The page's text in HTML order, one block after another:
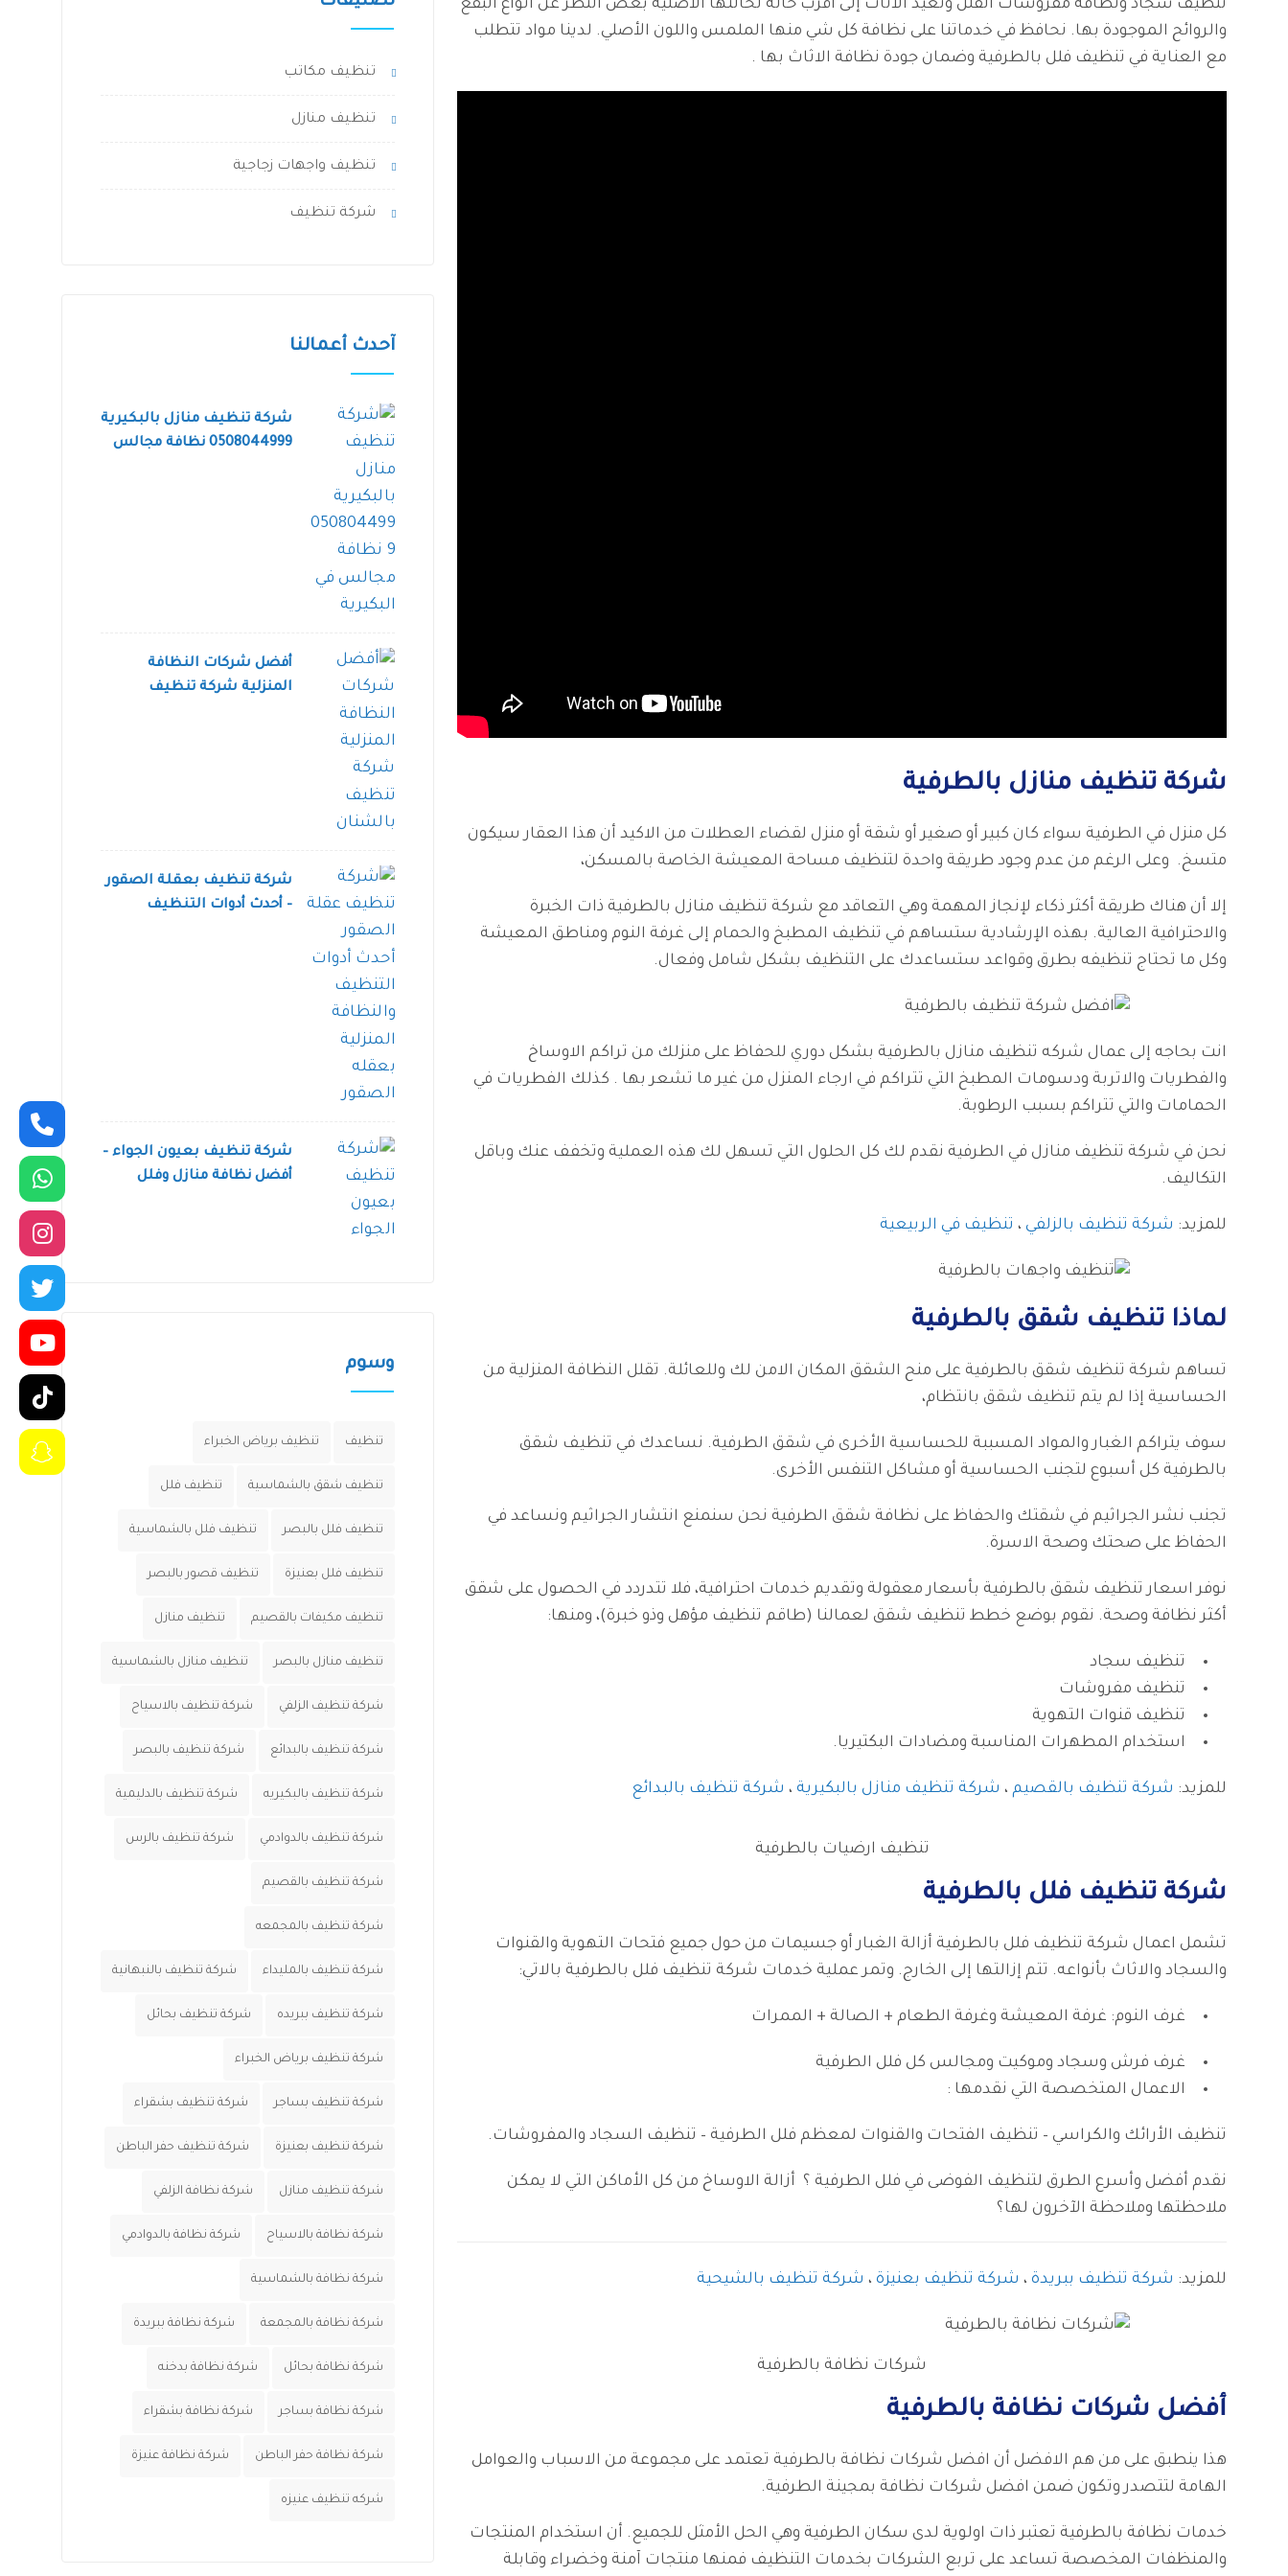
تنظيف سجاد ونظافة مفروشات الفلل ونعيد الاثاث إلى أقرب حالة لحالتها الأصلية بغض النظر عن أنواع البقع
والروائح الموجودة بها. نحافظ في خدماتنا على نظافة كل شي منها الملمس واللون الأصلي. لدينا مواد تتطلب
مع العناية في تنظيف فلل بالطرفية وضمان جودة نظافة الاثاث بها .
شركة تنظيف منازل بالطرفية
كل منزل في الطرفية سواء كان كبير أو صغير أو شقة أو منزل لقضاء العطلات من الاكيد أن هذا العقار سيكون
متسخ. وعلى الرغم من عدم وجود طريقة واحدة لتنظيف مساحة المعيشة الخاصة بالمسكن،
إلا أن هناك طريقة أكثر ذكاء لإنجاز المهمة وهي التعاقد مع شركة تنظيف منازل بالطرفية ذات الخبرة
والاحترافية العالية. بهذه الإرشادية ستساهم في تنظيف المطبخ والحمام إلى غرفة النوم ومناطق المعيشة
وكل ما تحتاج تنظيفه بطرق وقواعد ستساعدك على التنظيف بشكل شامل وفعال.
انت بحاجه إلى عمال شركه تنظيف منازل بالطرفية بشكل دوري للحفاظ على منزلك من تراكم الاوساخ
والفطريات والاتربة ودسومات المطبخ التي تتراكم في ارجاء المنزل من غير ما تشعر بها . كذلك الفطريات في
الحمامات والتي تتراكم بسبب الرطوبة.
نحن في شركة تنظيف منازل في الطرفية نقدم لك كل الحلول التي تسهل لك هذه العملية وتخفف عنك وباقل
التكاليف.
للمزيد: شركة تنظيف بالزلفي ، تنظيف في الربيعية
لماذا تنظيف شقق بالطرفية
تساهم شركة تنظيف شقق بالطرفية على منح الشقق المكان الامن لك وللعائلة. تقلل النظافة المنزلية من
الحساسية إذا لم يتم تنظيف شقق بانتظام،
سوف يتراكم الغبار والمواد المسببة للحساسية الأخرى في شقق الطرفية. نساعدك في تنظيف شقق
بالطرفية كل أسبوع لتجنب الحساسية أو مشاكل التنفس الأخرى.
تجنب نشر الجراثيم في شقتك والحفاظ على نظافة شقق الطرفية نحن سنمنع انتشار الجراثيم ونساعد في
الحفاظ على صحتك وصحة الاسرة.
نوفر اسعار تنظيف شقق بالطرفية بأسعار معقولة وتقديم خدمات احترافية، فلا تتدردد في الحصول على شقق
أكثر نظافة وصحة. نقوم بوضع خطط تنظيف شقق لعمالنا (طاقم تنظيف مؤهل وذو خبرة)، ومنها:
تنظيف سجاد
تنظيف مفروشات
تنظيف قنوات التهوية
استخدام المطهرات المناسبة ومضادات البكتيريا.
للمزيد: شركة تنظيف بالقصيم ، شركة تنظيف منازل بالبكيرية ، شركة تنظيف بالبدائع
تنظيف ارضيات بالطرفية
شركة تنظيف فلل بالطرفية
تشمل اعمال شركة تنظيف فلل بالطرفية أزالة الغبار أو جسيمات من حول جميع فتحات التهوية والقنوات
والسجاد والاثاث بأنواعه. تتم إزالتها إلى الخارج. وتمر عملية خدمات شركة تنظيف فلل بالطرفية بالاتي:
غرف النوم: غرفة المعيشة وغرفة الطعام + الصالة + الممرات
غرف فرش وسجاد وموكيت ومجالس كل فلل الطرفية
الاعمال المتخصصة التي نقدمها :
تنظيف الأرائك والكراسي – تنظيف الفتحات والقنوات لمعظم فلل الطرفية – تنظيف السجاد والمفروشات.
نقدم أفضل وأسرع الطرق لتنظيف الفوضى في فلل الطرفية ؟ أزالة الاوساخ من كل الأماكن التي لا يمكن
ملاحظتها وملاحظة الآخرون لها؟
للمزيد: شركة تنظيف ببريدة ، شركة تنظيف بعنيزة ، شركة تنظيف بالشيحية
شركات نظافة بالطرفية
أفضل شركات نظافة بالطرفية
هذا ينطبق على من هم الافضل أن افضل شركات نظافة بالطرفية تعتمد على مجموعة من الاسباب والعوامل
الهامة لتتصدر وتكون ضمن افضل شركات نظافة بمجينة الطرفية.
خدمات نظافة بالطرفية تعتبر ذات اولوية لدى سكان الطرفية وهي الحل الأمثل للجميع. أن استخدام المنتجات
والمنظفات المخصصة تساعد على تربع الشركات بخدمات التنظيف فمنها منتجات آمنة وخضراء وقابلة
تنظيف مكاتب
تنظيف منازل
تنظيف واجهات زجاجية
شركة تنظيف
آحدث أعمالنا
شركة تنظيف منازل بالبكيرية
0508044999 نظافة مجالس
أفضل شركات النظافة
المنزلية شركة تنظيف
شركة تنظيف بعقلة الصقور
– أحدث أدوات التنظيف
شركة تنظيف بعيون الجواء –
أفضل نظافة منازل وفلل
وسوم
تنظيف تنظيف برياض الخبراء
تنظيف شقق بالشماسية تنظيف فلل
تنظيف فلل بالبصر تنظيف فلل بالشماسية
تنظيف فلل بعنيزة تنظيف قصور بالبصر
تنظيف مكيفات بالقصيم تنظيف منازل
تنظيف منازل بالبصر تنظيف منازل بالشماسية
شركة تنظيف الزلفي شركة تنظيف بالاسياح
شركة تنظيف بالبدائع شركة تنظيف بالبصر
شركة تنظيف بالبكيريه شركة تنظيف بالدليمية
شركة تنظيف بالدوادمي شركة تنظيف بالرس
شركة تنظيف بالقصيم
شركة تنظيف بالمجمعه
شركة تنظيف بالمليداء شركة تنظيف بالنبهانية
شركة تنظيف ببريده شركة تنظيف بحائل
شركة تنظيف برياض الخبراء
شركة تنظيف بساجر شركة تنظيف بشقراء
شركة تنظيف بعنيزة شركة تنظيف حفر الباطن
شركة تنظيف منازل شركة نظافة الزلفي
شركة نظافة بالاسياح شركة نظافة بالدوادمي
شركة نظافة بالشماسية
شركة نظافة بالمجمعة شركة نظافة ببريدة
شركة نظافة بحائل شركة نظافة بدخنه
شركة نظافة بساجر شركة نظافة بشقراء
شركة نظافة حفر الباطن شركة نظافة عنيزة
شركه تنظيف عنيزه